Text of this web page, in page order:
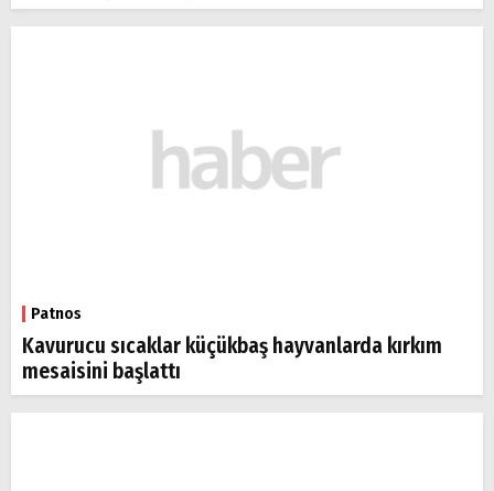
Patnos
Kavurucu sıcaklar küçükbaş hayvanlarda kırkım
mesaisini başlattı